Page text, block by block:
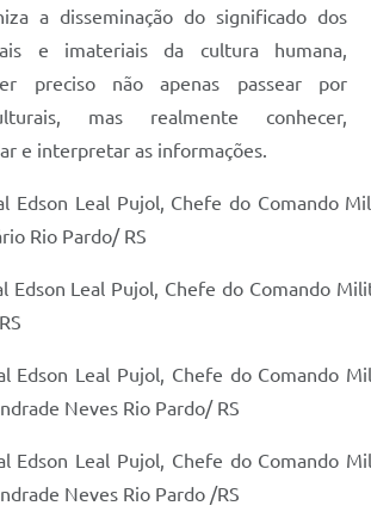
a disseminação do significado dos
e imateriais da cultura humana,
preciso não apenas passear por
mas realmente conhecer,
e interpretar as informações.
Edson Leal Pujol, Chefe do Comando
Rio Pardo/ RS
Edson Leal Pujol, Chefe do Comando
Edson Leal Pujol, Chefe do Comando
Neves Rio Pardo/ RS
Edson Leal Pujol, Chefe do Comando
Neves Rio Pardo /RS